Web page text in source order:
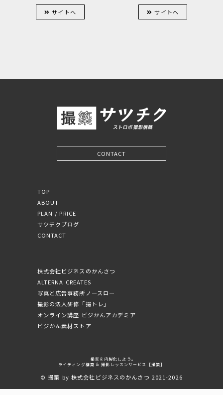
サイトへ サイトへ
CONTACT
TOP
ABOUT
PLAN / PRICE
サツチクブログ
CONTACT
株式会社ビジネスのかんさつ
ALTERNA CREATES
写真と広告事務所ノースロー
撮影の法人研修「撮トレ」
オンライン講座 ビジかんアカデミア
ビジかん素材ストア
撮影を内製化しよう。
ライティング構築 & 撮影レッスンサービス【撮築】
© 撮築 by 株式会社ビジネスのかんさつ 2021-2026